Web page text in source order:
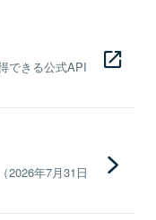
できる公式API
2026年7月31日